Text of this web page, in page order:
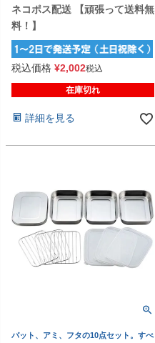
ネコポス配送 【頑張って送料無
料！】
税込価格 ¥2,002税込
在庫切れ
詳細を見る
バット、アミ、フタの10点セット。すべ